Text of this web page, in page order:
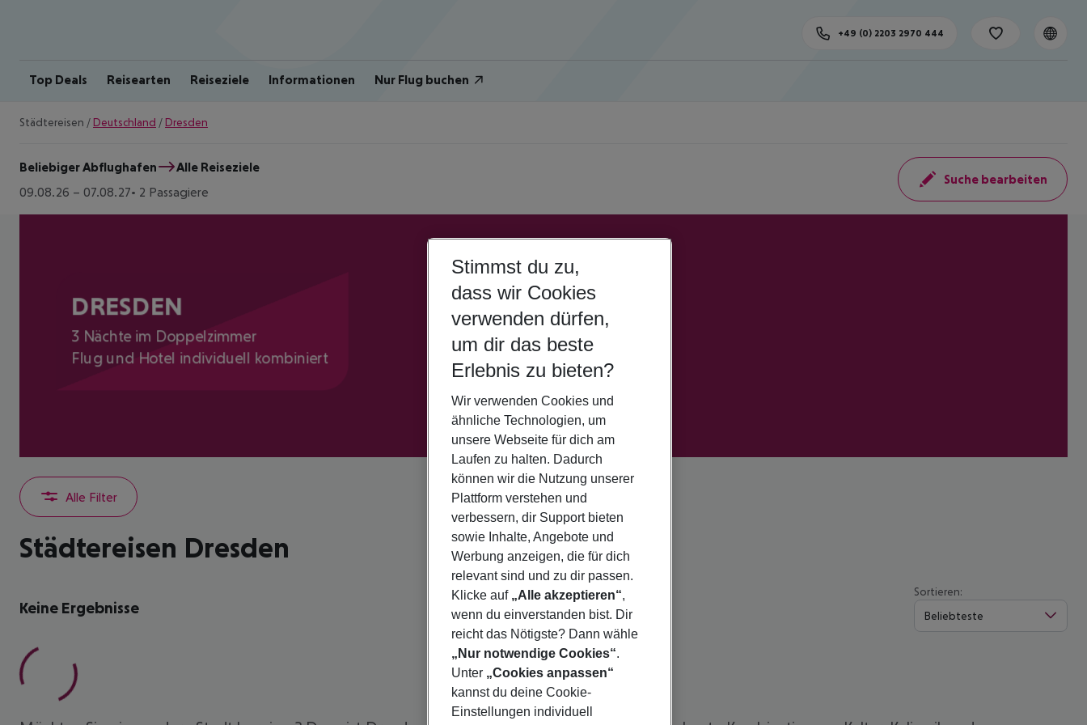
Top Deals Reisearten Reiseziele Informationen Nur Flug buchen
+49 (0) 2203 2970 444
Städtereisen / Deutschland / Dresden
Beliebiger Abflughafen
Alle Reiseziele
09.08.26 – 07.08.27 2 Passagiere
Suche bearbeiten
DRESDEN
3 Nächte im Doppelzimmer
Flug und Hotel individuell kombiniert
Alle Filter
Städtereisen Dresden
Keine Ergebnisse
Sortieren:
Beliebteste
Stimmst du zu,
dass wir Cookies
verwenden dürfen,
um dir das beste
Erlebnis zu bieten?
Wir verwenden Cookies und
ähnliche Technologien, um
unsere Webseite für dich am
Laufen zu halten. Dadurch
können wir die Nutzung unserer
Plattform verstehen und
verbessern, dir Support bieten
sowie Inhalte, Angebote und
Werbung anzeigen, die für dich
relevant sind und zu dir passen.
Klicke auf „Alle akzeptieren“,
wenn du einverstanden bist. Dir
reicht das Nötigste? Dann wähle
„Nur notwendige Cookies“.
Unter „Cookies anpassen“
kannst du deine Cookie-
Einstellungen individuell